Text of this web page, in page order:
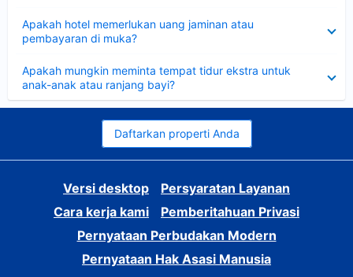
Apakah hotel memerlukan uang jaminan atau
pembayaran di muka?
Apakah mungkin meminta tempat tidur ekstra untuk
anak-anak atau ranjang bayi?
Daftarkan properti Anda
Versi desktop
Persyaratan Layanan
Cara kerja kami
Pemberitahuan Privasi
Pernyataan Perbudakan Modern
Pernyataan Hak Asasi Manusia